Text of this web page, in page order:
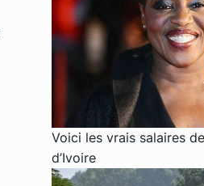
Voici les vrais salaires
d’Ivoire